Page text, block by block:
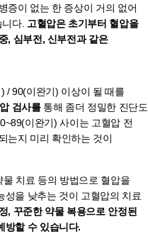
증이 없는 한 증상이 거의 없어
다. 고혈압은 초기부터 혈압을
, 심부전, 신부전과 같은
/ 90(이완기) 이상이 될 때를
검사를통해 좀더 정밀한 진단도
이완기) 사이는 고혈압 전
는지 미리 확인하는 것이
치료 등의 방법으로 혈압을
성을 낮추는 것이 고혈압의 치료
, 꾸준한 약물 복용으로 안정된
방할 수 있습니다.